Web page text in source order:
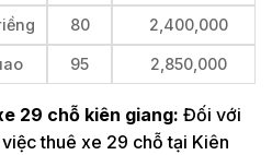
80 2,400,000
95 2,850,000
29 chỗ kiên giang: Đối với
thuê xe 29 chỗ tại Kiên